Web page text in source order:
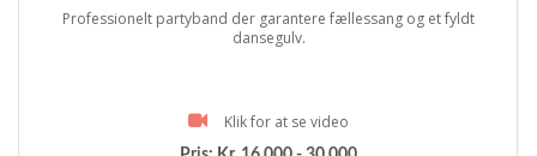
Professionelt partyband der garantere fællessang og et fyldt
dansegulv.
Klik for at se video